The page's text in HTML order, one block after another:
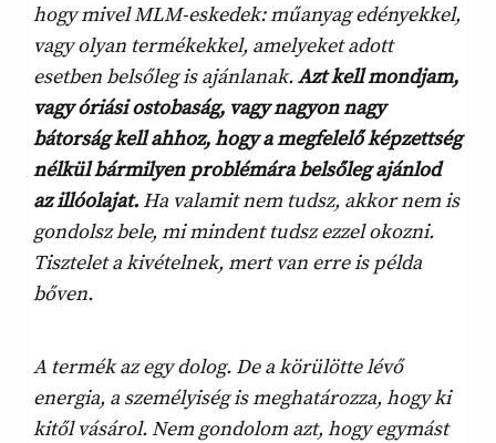
hogy mivel MLM-eskedek: műanyag edényekkel,
vagy olyan termékekkel, amelyeket adott
esetben belsőleg is ajánlanak.Azt kell mondjam,
vagy óriási ostobaság, vagy nagyon nagy
bátorság kell ahhoz, hogy a megfelelő képzettség
nélkül bármilyen problémára belsőleg ajánlod
az illóolajat. Ha valamit nem tudsz, akkor nem is
gondolsz bele, mi mindent tudsz ezzel okozni.
Tisztelet a kivételnek, mert van erre is példa
bőven.
A termék az egy dolog. De a körülötte lévő
energia, a személyiség is meghatározza, hogy ki
kitől vásárol. Nem gondolom azt, hogy egymást